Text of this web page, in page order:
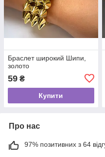
Браслет широкий Шипи,
золото
59 ₴
Купити
Про нас
97% позитивних з 64